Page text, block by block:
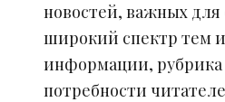
новостей, важных
широкий спектр тем
информации, рубрика
потребности